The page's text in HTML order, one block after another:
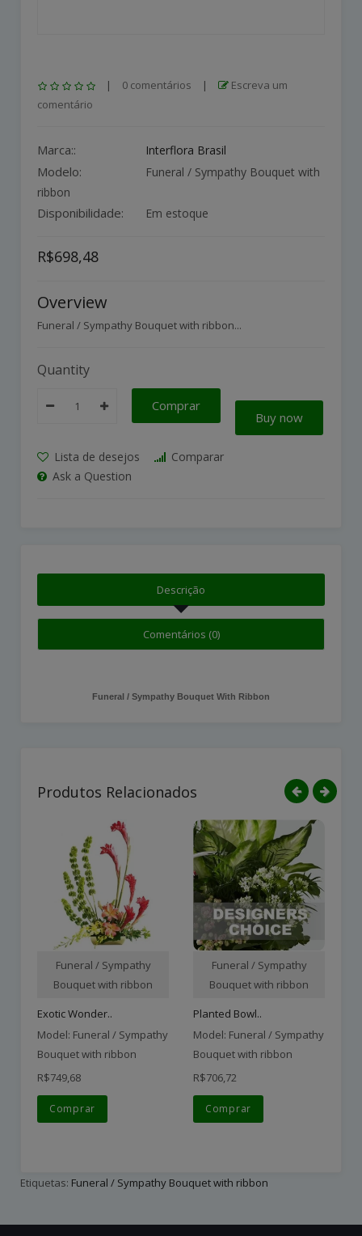
| 0 comentários |
Escreva um
comentário
Marca:: Interflora Brasil
Modelo:
Funeral / Sympathy Bouquet with
ribbon
Disponibilidade: Em estoque
R$698,48
Overview
Funeral / Sympathy Bouquet with ribbon...
Quantity
Comprar
Buy now
Lista de desejos
Comparar
Ask a Question
Descrição
Comentários (0)
Funeral / Sympathy Bouquet With Ribbon
Produtos Relacionados
Funeral / Sympathy
Bouquet with ribbon
Exotic Wonder..
Model: Funeral / Sympathy
Bouquet with ribbon
R$749,68
Comprar
Funeral / Sympathy
Bouquet with ribbon
Planted Bowl..
Model: Funeral / Sympathy
Bouquet with ribbon
R$706,72
Comprar
Etiquetas: Funeral / Sympathy Bouquet with ribbon